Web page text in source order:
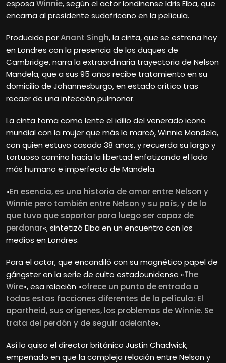
esposa Winnie, según el actor londinense Idris Elba, que
encarna al presidente sudafricano en la película.
Producida porAnant Singh, la cinta, que se estrena hoy
en Londres con la presencia de los duques de
Cambridge, narra la extraordinaria trayectoria de Nelson
Mandela, que a sus 95 años recibe tratamiento en su
domicilio de Johannesburgo, en estado crítico tras
recaer de una infección pulmonar.
La cinta toma como lente el idilio del venerado icono
mundial con la mujer que más lo marcó, Winnie Mandela,
con quien estuvo casado 38 años, y recuerda su largo y
tortuoso camino hacia la libertad enfatizando el lado
más humano e imperfecto de Mandela.
«En esencia, es una historia de amor entre Nelson y
Winnie pero también entre Nelson y su país, y de lo
que tuvo que soportar para luego ser capaz de
perdonar«, sintetizó Elba en un encuentro con los
medios en Londres.
Para el actor, que encandiló con su magnético papel de
gángster en la serie de culto estadounidense «The
Wire«, esa relación «ofrece un punto de entrada a
todas estas facciones diferentes de la película: El
apartheid, sus orígenes, los problemas de Winnie. Se
trata del perdón y de seguir adelante«.
Así lo quiso el director británico Justin Chadwick,
empeñado en que la compleja relación entre Nelson y